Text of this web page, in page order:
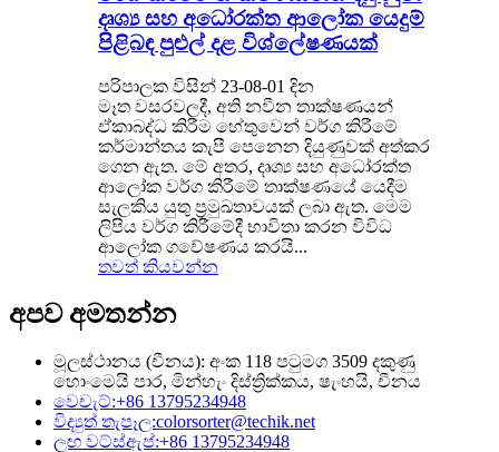
දෘශ්‍ය සහ අධෝරක්ත ආලෝක යෙදුම්
පිළිබඳ පුළුල් දළ විශ්ලේෂණයක්
පරිපාලක විසින් 23-08-01 දින
මෑත වසරවලදී, අති නවීන තාක්ෂණයන්
ඒකාබද්ධ කිරීම හේතුවෙන් වර්ග කිරීමේ
කර්මාන්තය කැපී පෙනෙන දියුණුවක් අත්කර
ගෙන ඇත. මේ අතර, දෘශ්‍ය සහ අධෝරක්ත
ආලෝක වර්ග කිරීමේ තාක්ෂණයේ යෙදීම
සැලකිය යුතු ප්‍රමුඛතාවයක් ලබා ඇත. මෙම
ලිපිය වර්ග කිරීමේදී භාවිතා කරන විවිධ
ආලෝක ගවේෂණය කරයි...
තවත් කියවන්න
අපව අමතන්න
මූලස්ථානය (චීනය): අංක 118 පටුමග 3509 දකුණු
හොංමෙයි පාර, මින්හැං දිස්ත්‍රික්කය, ෂැංහයි, චීනය
වෙචැට්:+86 13795234948
විද්‍යුත් තැපෑල:colorsorter@techik.net
ලඟ වට්ස්ඇප්:+86 13795234948